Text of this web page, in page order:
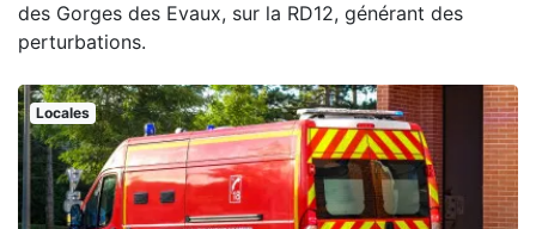
des Gorges des Evaux, sur la RD12, générant des
perturbations.
Locales